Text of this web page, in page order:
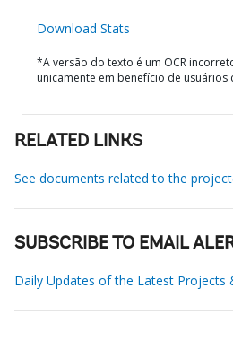
Download Stats
*A versão do texto é um OCR
unicamente em benefício de usuários
RELATED LINKS
See documents related to the
SUBSCRIBE TO EMAIL
Daily Updates of the Latest Projects